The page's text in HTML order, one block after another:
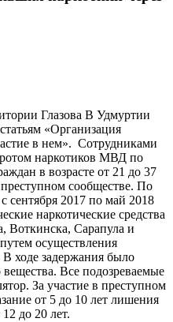
Глазова В Удмуртии
«Организация
в нем». Сотрудниками
наркотиков МВД по
в возрасте от 21 до 37
сообществе. По
сентября 2017 по май 2018
наркотические средства
Воткинска, Сарапула и
осуществления
В ходе задержания было
вещества. Все подозреваемые
За участие в преступном
от 5 до 10 лет лишения
до 20 лет.